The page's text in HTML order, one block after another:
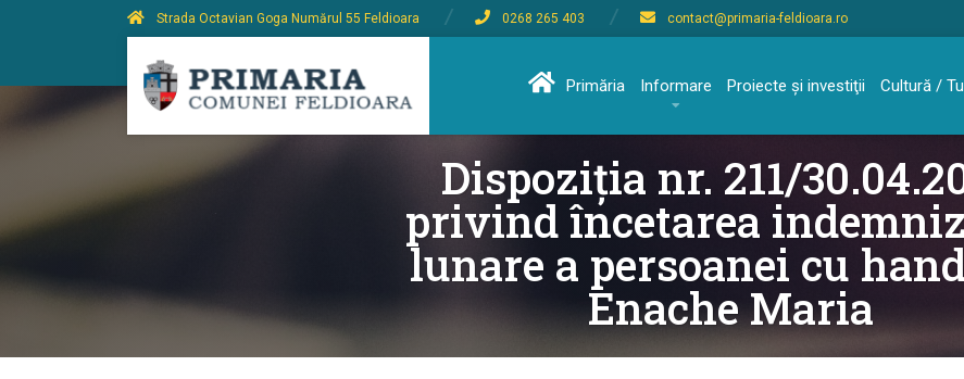
Strada Octavian Goga Numărul 55 Feldioara 0268 265 403 contact@primaria-feldioara.ro
Primăria Informare Proiecte şi investiţii Cultură /
Dispoziția nr. 211/
privind încetarea
lunare a persoanei cu
Enache Maria